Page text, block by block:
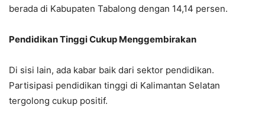
berada di Kabupaten Tabalong dengan 14,14 persen.
Pendidikan Tinggi Cukup Menggembirakan
Di sisi lain, ada kabar baik dari sektor pendidikan.
Partisipasi pendidikan tinggi di Kalimantan Selatan
tergolong cukup positif.